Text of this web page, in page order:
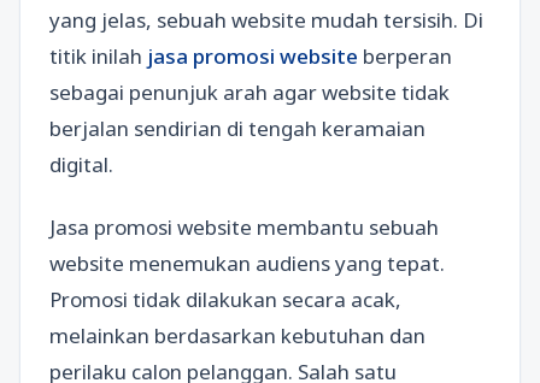
yang jelas, sebuah website mudah tersisih. Di
titik inilah jasa promosi website berperan
sebagai penunjuk arah agar website tidak
berjalan sendirian di tengah keramaian
digital.
Jasa promosi website membantu sebuah
website menemukan audiens yang tepat.
Promosi tidak dilakukan secara acak,
melainkan berdasarkan kebutuhan dan
perilaku calon pelanggan. Salah satu